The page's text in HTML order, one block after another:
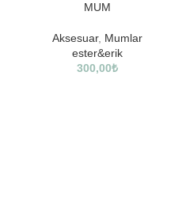
MUM
Aksesuar, Mumlar
ester&erik
300,00₺